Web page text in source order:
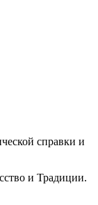
справки и
и Традиции.